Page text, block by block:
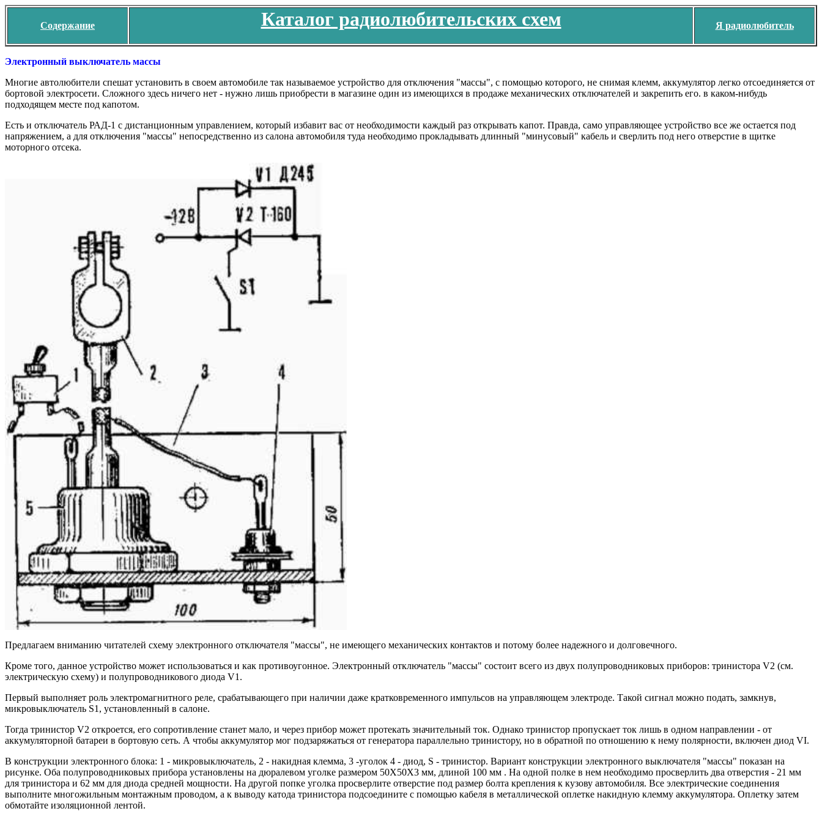
Содержание Каталог радиолюбительских схем Я радиолюбитель
Электронный выключатель массы
Многие автолюбители спешат установить в своем автомобиле так называемое устройство для отключения "массы", с помощью которого, не снимая клемм, аккумулятор легко отсоединяется от
бортовой электросети. Сложного здесь ничего нет - нужно лишь приобрести в магазине один из имеющихся в продаже механических отключателей и закрепить его. в каком-нибудь
подходящем месте под капотом.
Есть и отключатель РАД-1 с дистанционным управлением, который избавит вас от необходимости каждый раз открывать капот. Правда, само управляющее устройство все же остается под
напряжением, а для отключения "массы" непосредственно из салона автомобиля туда необходимо прокладывать длинный "минусовый" кабель и сверлить под него отверстие в щитке
моторного отсека.
Предлагаем вниманию читателей схему электронного отключателя "массы", не имеющего механических контактов и потому более надежного и долговечного.
Кроме того, данное устройство может использоваться и как противоугонное. Электронный отключатель "массы" состоит всего из двух полупроводниковых приборов: тринистора V2 (см.
электрическую схему) и полупроводникового диода V1.
Первый выполняет роль электромагнитного реле, срабатывающего при наличии даже кратковременного импульсов на управляющем электроде. Такой сигнал можно подать, замкнув,
микровыключатель S1, установленный в салоне.
Тогда тринистор V2 откроется, его сопротивление станет мало, и через прибор может протекать значительный ток. Однако тринистор пропускает ток лишь в одном направлении - от
аккумуляторной батареи в бортовую сеть. А чтобы аккумулятор мог подзаряжаться от генератора параллельно тринистору, но в обратной по отношению к нему полярности, включен диод VI.
В конструкции электронного блока: 1 - микровыключатель, 2 - накидная клемма, 3 -уголок 4 - диод, S - тринистор. Вариант конструкции электронного выключателя "массы" показан на
рисунке. Оба полупроводниковых прибора установлены на дюралевом уголке размером 50X50X3 мм, длиной 100 мм . На одной полке в нем необходимо просверлить два отверстия - 21 мм
для тринистора и 62 мм для диода средней мощности. На другой попке уголка просверлите отверстие под размер болта крепления к кузову автомобиля. Все электрические соединения
выполните многожильным монтажным проводом, а к выводу катода тринистора подсоедините с помощью кабеля в металлической оплетке накидную клемму аккумулятора. Оплетку затем
обмотайте изоляционной лентой.